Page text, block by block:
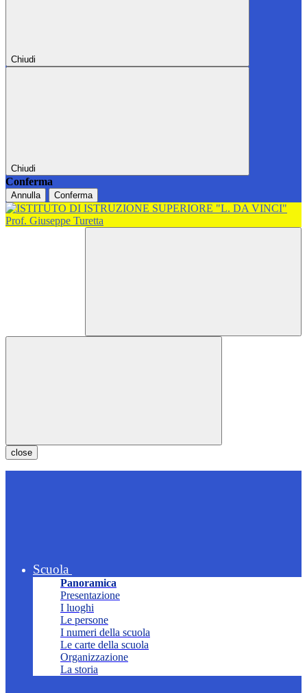
Chiudi
Chiudi
Conferma
Annulla Conferma
close
Scuola
Panoramica
Presentazione
I luoghi
Le persone
I numeri della scuola
Le carte della scuola
Organizzazione
La storia